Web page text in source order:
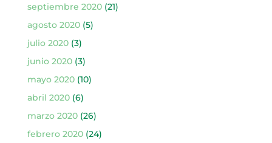
septiembre 2020(21)
agosto 2020(5)
julio 2020(3)
junio 2020(3)
mayo 2020(10)
abril 2020(6)
marzo 2020(26)
febrero 2020(24)